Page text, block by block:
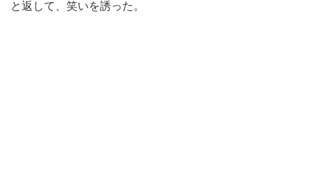
と返して、笑いを誘った。